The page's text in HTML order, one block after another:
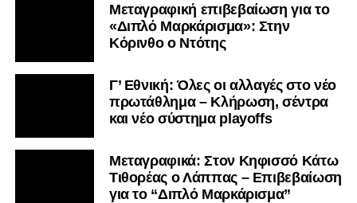
Μεταγραφική επιβεβαίωση για το
«Διπλό Μαρκάρισμα»: Στην
Κόρινθο ο Ντότης
Γ’ Εθνική: Όλες οι αλλαγές στο νέο
πρωτάθλημα – Κλήρωση, σέντρα
και νέο σύστημα playoffs
Μεταγραφικά: Στον Κηφισσό Κάτω
Τιθορέας ο Λάππας – Επιβεβαίωση
για το “Διπλό Μαρκάρισμα”